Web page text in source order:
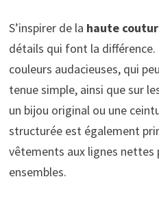
S’inspirer de la haute
détails qui font la différence.
couleurs audacieuses, qui
tenue simple, ainsi que sur
un bijou original ou une
structurée est également
vêtements aux lignes nettes
ensembles.